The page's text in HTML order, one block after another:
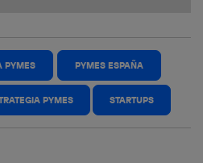
PYMES PYMES ESPAÑA
PYMES STARTUPS